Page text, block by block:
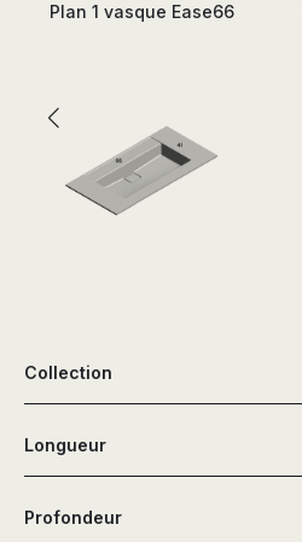
Plan 1 vasque Ease66
Collection
Longueur
Profondeur